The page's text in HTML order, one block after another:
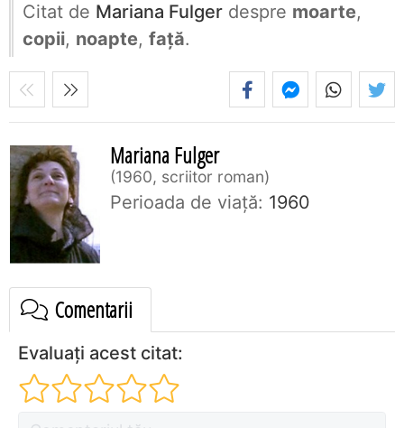
Citat de Mariana Fulger despre moarte,
copii, noapte, față.
Mariana Fulger
1960, scriitor roman
Perioada de viaţă: 1960
Comentarii
Evaluați acest citat: